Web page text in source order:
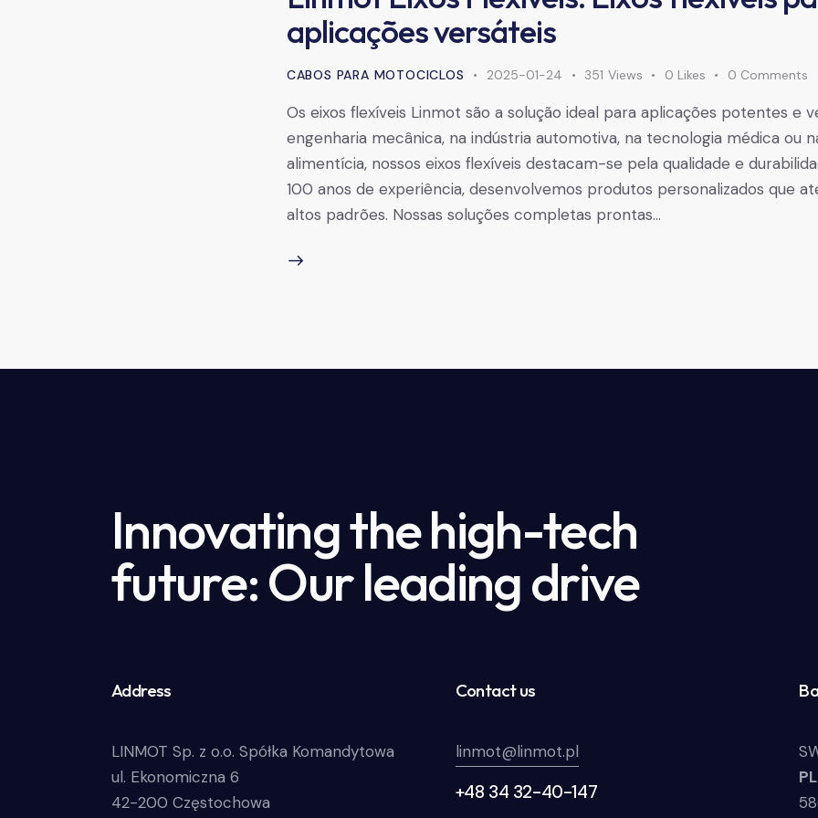
aplicações versáteis
CABOS PARA MOTOCICLOS 2025-01-24 351 Views 0 Likes 0 Comments
Os eixos flexíveis Linmot são a solução ideal para aplicações potentes e
engenharia mecânica, na indústria automotiva, na tecnologia médica ou
alimentícia, nossos eixos flexíveis destacam-se pela qualidade e
100 anos de experiência, desenvolvemos produtos personalizados que
altos padrões. Nossas soluções completas prontas…
Innovating the high-tech
future: Our leading drive
Address
LINMOT Sp. z o.o. Spółka Komandytowa
ul. Ekonomiczna 6
42-200 Częstochowa
Contact us
linmot@linmot.pl
+48 34 32-40-147